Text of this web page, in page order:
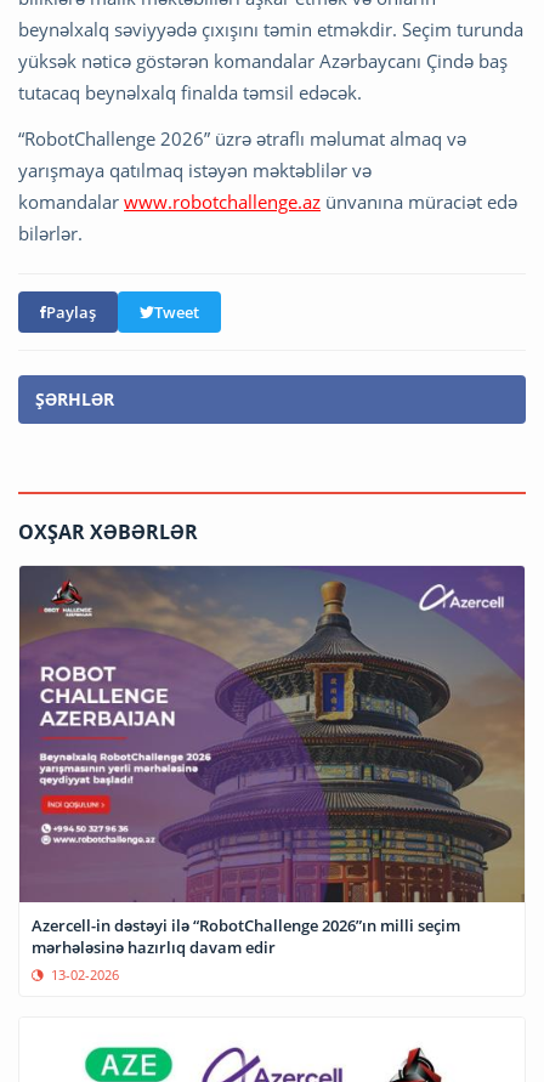
beynəlxalq səviyyədə çıxışını təmin etməkdir. Seçim turunda
yüksək nəticə göstərən komandalar Azərbaycanı Çində baş
tutacaq beynəlxalq finalda təmsil edəcək.
“RobotChallenge 2026” üzrə ətraflı məlumat almaq və
yarışmaya qatılmaq istəyən məktəblilər və
komandalar www.robotchallenge.az ünvanına müraciət edə
bilərlər.
Paylaş Tweet
ŞƏRHLƏR
OXŞAR XƏBƏRLƏR
Azercell-in dəstəyi ilə “RobotChallenge 2026”ın milli seçim
mərhələsinə hazırlıq davam edir
13-02-2026